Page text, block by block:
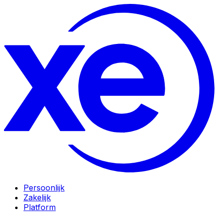
Persoonlijk
Zakelijk
Platform